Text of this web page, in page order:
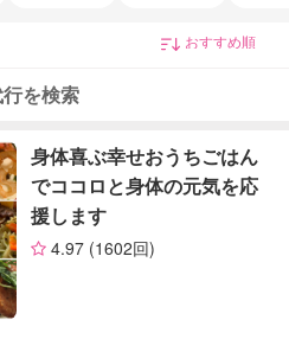
を検索
身体喜ぶ幸せおうちごはん
でココロと身体の元気を応
援します
4.97 (1602回)